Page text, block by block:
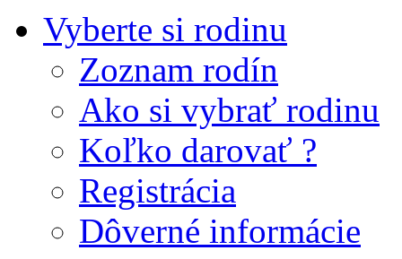
Vyberte si rodinu
Zoznam rodín
Ako si vybrať rodinu
Koľko darovať ?
Registrácia
Dôverné informácie